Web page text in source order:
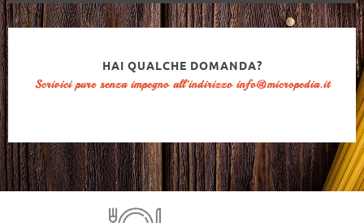
HAI QUALCHE DOMANDA?
Scrivici pure senza impegno all'indirizzo info@micropedia.it